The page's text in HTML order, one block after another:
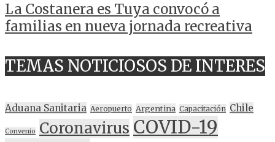
La Costanera es Tuya convocó a
familias en nueva jornada recreativa
TEMAS NOTICIOSOS DE INTERES
Aduana Sanitaria Aeropuerto Argentina Capacitación Chile
Convenio Coronavirus COVID-19